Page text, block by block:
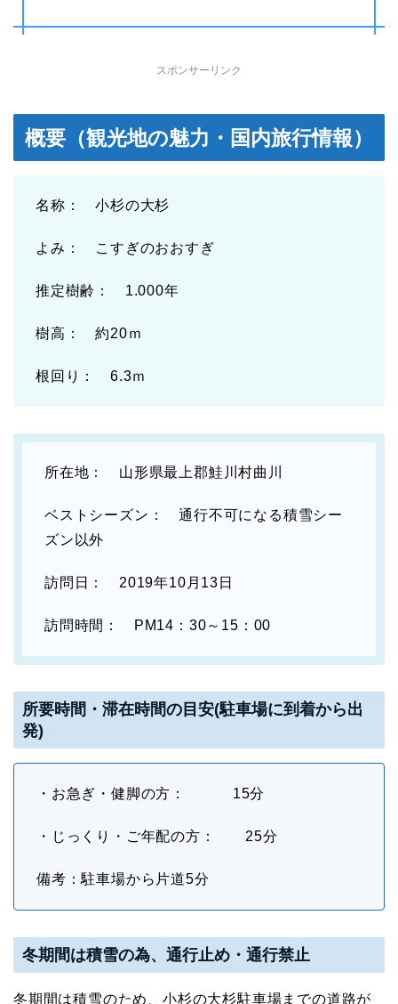
スポンサーリンク
概要（観光地の魅力・国内旅行情報）
名称： 小杉の大杉
よみ： こすぎのおおすぎ
推定樹齢： 1.000年
樹高： 約20ｍ
根回り： 6.3ｍ
所在地： 山形県最上郡鮭川村曲川
ベストシーズン： 通行不可になる積雪シー
ズン以外
訪問日： 2019年10月13日
訪問時間： PM14：30～15：00
所要時間・滞在時間の目安(駐車場に到着から出
発)
・お急ぎ・健脚の方： 15分
・じっくり・ご年配の方： 25分
備考：駐車場から片道5分
冬期間は積雪の為、通行止め・通行禁止
冬期間は積雪のため、小杉の大杉駐車場までの道路が